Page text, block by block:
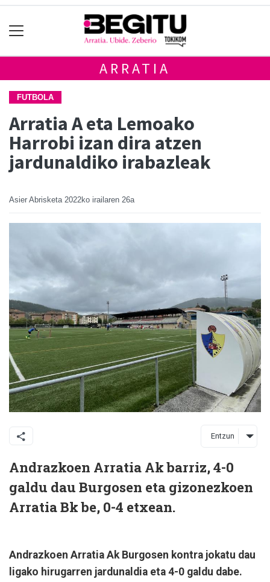
ARRATIA
FUTBOLA
Arratia A eta Lemoako
Harrobi izan dira atzen
jardunaldiko irabazleak
Asier Abrisketa 2022ko irailaren 26a
Entzun
Andrazkoen Arratia Ak barriz, 4-0
galdu dau Burgosen eta gizonezkoen
Arratia Bk be, 0-4 etxean.
Andrazkoen Arratia Ak Burgosen kontra jokatu dau
ligako hirugarren jardunaldia eta 4-0 galdu dabe.